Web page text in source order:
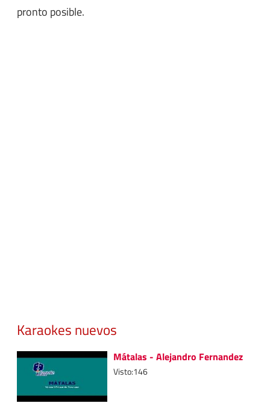
pronto posible.
Karaokes nuevos
Mátalas - Alejandro Fernandez
Visto:146